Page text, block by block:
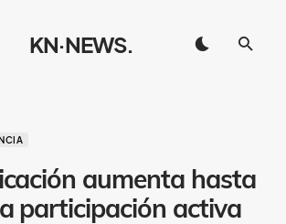
KN·NEWS.
aumenta hasta
participación activa